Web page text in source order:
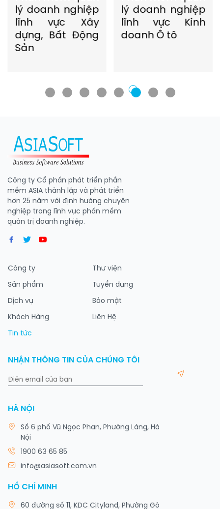
lý doanh nghiệp
lĩnh vực Xây
dựng, Bất Động
Sản
lý doanh nghiệp
lĩnh vực Kinh
doanh Ô tô
Công ty Cổ phần phát triển phần
mềm ASIA thành lập và phát triển
hơn 25 năm với định hướng chuyên
nghiệp trong lĩnh vực phần mềm
quản trị doanh nghiệp.
Công ty
Sản phẩm
Dịch vụ
Khách Hàng
Tin tức
Thư viện
Tuyển dụng
Bảo mật
Liên Hệ
NHẬN THÔNG TIN CỦA CHÚNG TÔI
HÀ NỘI
Số 6 phố Vũ Ngọc Phan, Phường Láng, Hà
Nội
1900 63 65 85
info@asiasoft.com.vn
HỒ CHÍ MINH
60 đường số 11, KDC Cityland, Phường Gò